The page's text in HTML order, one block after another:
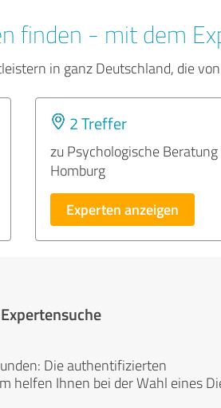
finden - mit dem
in ganz Deutschland, die
2 Treffer
zu Psychologische Beratung
Homburg
Experten anzeigen
Die authentifizierten
helfen Ihnen bei der Wahl eines